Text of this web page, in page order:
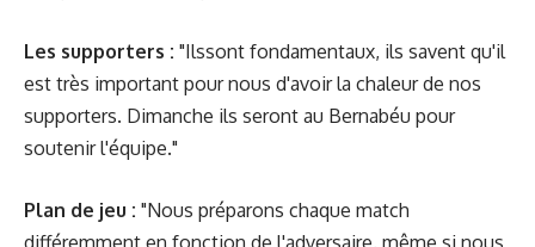
Les supporters : "Ilssont fondamentaux, ils savent qu'il
est très important pour nous d'avoir la chaleur de nos
supporters. Dimanche ils seront au Bernabéu pour
soutenir l'équipe."
Plan de jeu : "Nous préparons chaque match
différemment en fonction de l'adversaire, même si nous